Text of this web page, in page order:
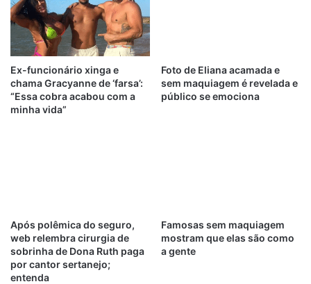
Ex-funcionário xinga e
chama Gracyanne de ‘farsa’:
“Essa cobra acabou com a
minha vida”
Foto de Eliana acamada e
sem maquiagem é revelada e
público se emociona
Após polêmica do seguro,
web relembra cirurgia de
sobrinha de Dona Ruth paga
por cantor sertanejo;
entenda
Famosas sem maquiagem
mostram que elas são como
a gente